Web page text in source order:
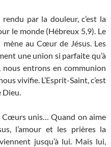
par la douleur, c’est la
le monde (Hébreux 5,9). Le
au Cœur de Jésus. Les
une union si parfaite qu’à
nous entrons en communion
vivifie. L’Esprit-Saint, c’est
Dieu.
unis… Quand on aime
l’amour et les prières la
jusqu’à lui. Mais lui,